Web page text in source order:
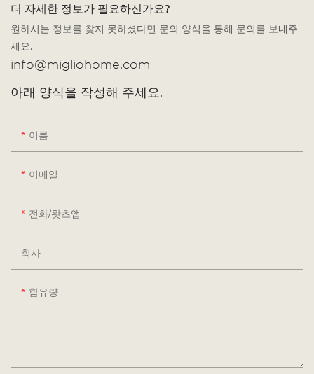
더 자세한 정보가 필요하신가요?
원하시는 정보를 찾지 못하셨다면 문의 양식을 통해 문의를 보내주
세요.
info@migliohome.com
아래 양식을 작성해 주세요.
이름
이메일
전화/왓츠앱
회사
함유량